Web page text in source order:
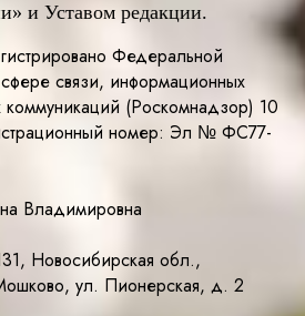
и Уставом редакции.
Федеральной
связи, информационных
коммуникаций (Роскомнадзор) 10
номер: Эл № ФС77-
Владимировна
Новосибирская обл.,
ул. Пионерская, д. 2